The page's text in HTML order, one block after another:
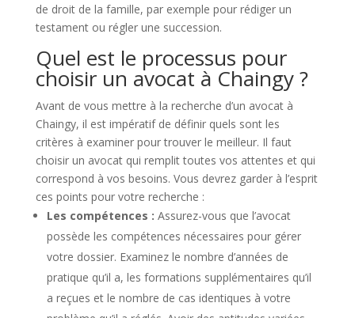
de droit de la famille, par exemple pour rédiger un
testament ou régler une succession.
Quel est le processus pour
choisir un avocat à Chaingy ?
Avant de vous mettre à la recherche d’un avocat à
Chaingy, il est impératif de définir quels sont les
critères à examiner pour trouver le meilleur. Il faut
choisir un avocat qui remplit toutes vos attentes et qui
correspond à vos besoins. Vous devrez garder à l’esprit
ces points pour votre recherche :
Les compétences : Assurez-vous que l’avocat
possède les compétences nécessaires pour gérer
votre dossier. Examinez le nombre d’années de
pratique qu’il a, les formations supplémentaires qu’il
a reçues et le nombre de cas identiques à votre